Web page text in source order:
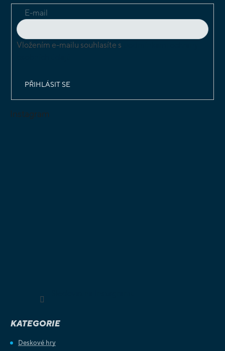
E-mail
Vložením e-mailu souhlasíte s
PŘIHLÁSIT SE
Instagram
KATEGORIE
Deskové hry